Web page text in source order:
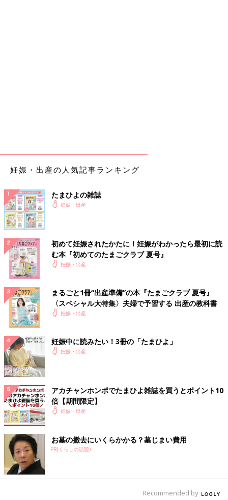
妊娠・出産の人気記事ランキング
たまひよの雑誌
妊娠・出産
初めて妊娠されたかたに！妊娠がわかったら最初に読
む本『初めてのたまごクラブ 夏号』
妊娠・出産
まるごと1冊“出産準備”の本『たまごクラブ 夏号』
〈スペシャル大特集〉夫婦で予習する 出産の教科書
妊娠・出産
妊娠中に読みたい！3冊の「たまひよ」
妊娠・出産
アカチャンホンポでたまひよ雑誌を買うとポイント10
倍【期間限定】
妊娠・出産
お墓の撤去にいくらかかる？墓じまい費用
PR(くらしの話題)
Recommended by